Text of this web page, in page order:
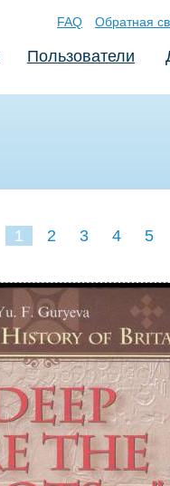
FAQ Обратная
Пользователи
1 2 3 4 5